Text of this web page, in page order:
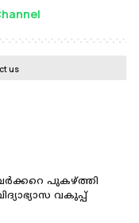
us
പുകഴ്ത്തി
വകുപ്പ്